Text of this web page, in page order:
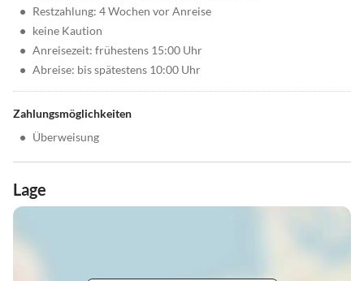
• Restzahlung: 4 Wochen vor Anreise
• keine Kaution
• Anreisezeit: frühestens 15:00 Uhr
• Abreise: bis spätestens 10:00 Uhr
Zahlungsmöglichkeiten
• Überweisung
Lage